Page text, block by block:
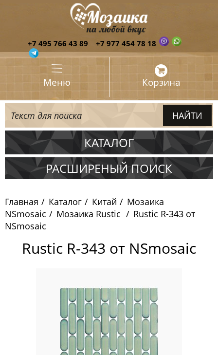
+7 495 766 43 89 +7 977 454 78 18
Меню Корзина
КАТАЛОГ
Испания
Китай
Pixelmosaic
Зеркала NS Bath
Керамогранит Staro
Мозаика ArtMoment
Мозаика Bars Crystal Mosaic
РАСШИРЕНЫЙ ПОИСК
Главная Каталог Китай
Мозаика
NSmosaic
Мозаика Rustic
Rustic R-343 от
NSmosaic
Rustic R-343 от NSmosaic